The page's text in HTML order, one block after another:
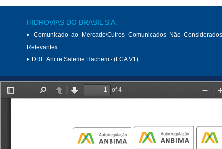
HIDROVIAS DO BRASIL S.A.
Comunicado ao Mercado\Outros Comunicados Não
Relevantes
DRI: Andre Saleme Hachem - (FCA V1)